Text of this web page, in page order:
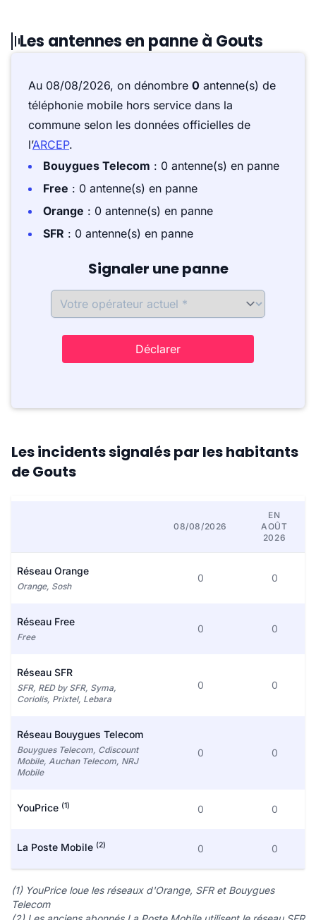
Les antennes en panne à Gouts
Au 08/08/2026, on dénombre 0 antenne(s) de
téléphonie mobile hors service dans la
commune selon les données officielles de
l’ARCEP.
Bouygues Telecom : 0 antenne(s) en panne
Free : 0 antenne(s) en panne
Orange : 0 antenne(s) en panne
SFR : 0 antenne(s) en panne
Signaler une panne
Déclarer
Les incidents signalés par les habitants
de Gouts
08/08/2026
EN
AOÛT
2026
Réseau Orange
Orange, Sosh
0 0
Réseau Free
Free
0 0
Réseau SFR
SFR, RED by SFR, Syma,
Coriolis, Prixtel, Lebara
0 0
Réseau Bouygues Telecom
Bouygues Telecom, Cdiscount
Mobile, Auchan Telecom, NRJ
Mobile
0 0
YouPrice (1) 0 0
La Poste Mobile (2) 0 0
(1) YouPrice loue les réseaux d'Orange, SFR et Bouygues
Telecom